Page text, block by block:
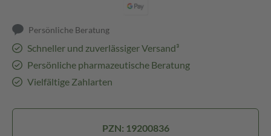
Persönliche Beratung
Schneller und zuverlässiger Versand³
Persönliche pharmazeutische Beratung
Vielfältige Zahlarten
PZN: 19200836